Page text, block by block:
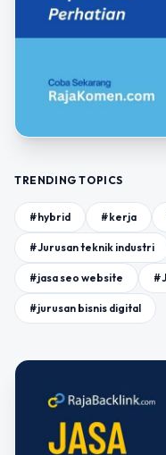
TRENDING TOPICS
#hybrid #kerja
#Jurusan teknik industri
#jasa seo website
#jurusan bisnis digital